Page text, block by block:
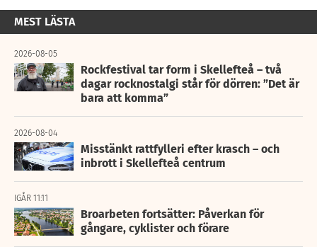
MEST LÄSTA
2026-08-05
Rockfestival tar form i Skellefteå – två
dagar rocknostalgi står för dörren: ”Det är
bara att komma”
2026-08-04
Misstänkt rattfylleri efter krasch – och
inbrott i Skellefteå centrum
IGÅR 11:11
Broarbeten fortsätter: Påverkan för
gångare, cyklister och förare